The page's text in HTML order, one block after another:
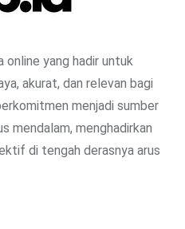
online yang hadir untuk
akurat, dan relevan bagi
menjadi sumber
mendalam, menghadirkan
di tengah derasnya arus